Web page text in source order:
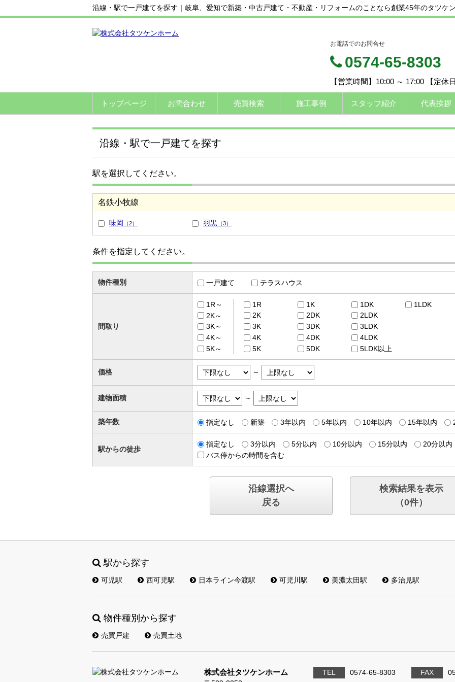
沿線・駅で一戸建てを探す｜岐阜、愛知で新築・中古戸建て・不動産・リフォームのことなら創業45年のタツケ
お電話でのお問合せ
0574-65-8303
【営業時間】10:00 ～ 17:00 【定休
トップページ お問合わせ 売買検索 施工事例 スタッフ紹介 代表挨拶
沿線・駅で一戸建てを探す
駅を選択してください。
名鉄小牧線
味岡 （2） 羽黒 （3）
条件を指定してください。
物件種別 一戸建て テラスハウス
間取り
1R～
2K～
3K～
4K～
5K～
1R 1K 1DK
1LDK
2K
2DK
2LDK
3K
3DK
3LDK
4K
4DK
4LDK
5K
5DK 5LDK以上
価格 ～
建物面積 ～
築年数 指定なし 新築 3年以内 5年以内 10年以内 15年以内
駅からの徒歩
指定なし 3分以内 5分以内 10分以内 15分以内
20分以内
バス停からの時間を含む
沿線選択へ
戻る
検索結果を表示
（0件）
駅から探す
可児駅 西可児駅 日本ライン今渡駅 可児川駅 美濃太田駅 多治見駅
物件種別から探す
売買戸建 売買土地
株式会社タツケンホーム TEL 0574-65-8303 FAX